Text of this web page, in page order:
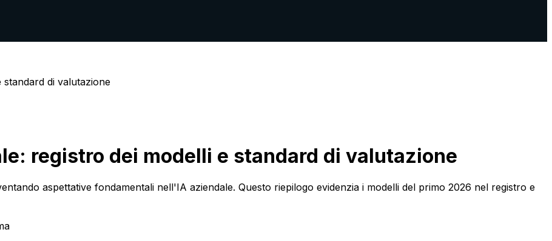
di valutazione
registro dei modelli e standard di valutazione
aspettative fondamentali nell'IA aziendale. Questo riepilogo evidenzia i modelli del primo 2026 nel registro e